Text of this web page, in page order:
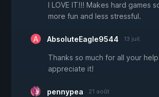
I LOVE IT!!! Makes hard games
more fun and less stressful.
AbsoluteEagle9544 13 juil.
Thanks so much for all your
appreciate it!
pennypea 21 août